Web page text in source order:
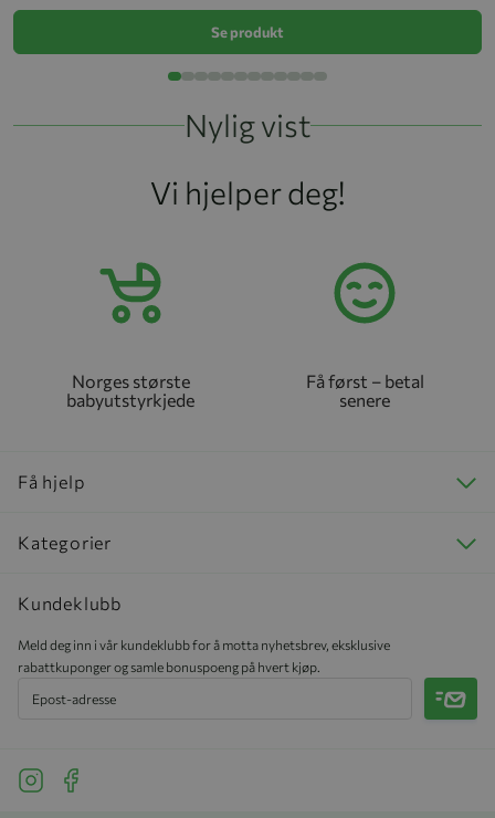
Se produkt
Nylig vist
Vi hjelper deg!
Norges største
babyutstyrkjede
Få først – betal
senere
Få hjelp
Kategorier
Kundeklubb
Meld deg inn i vår kundeklubb for å motta nyhetsbrev, eksklusive
rabattkuponger og samle bonuspoeng på hvert kjøp.
Meld
See our Instagram
See our Facebook